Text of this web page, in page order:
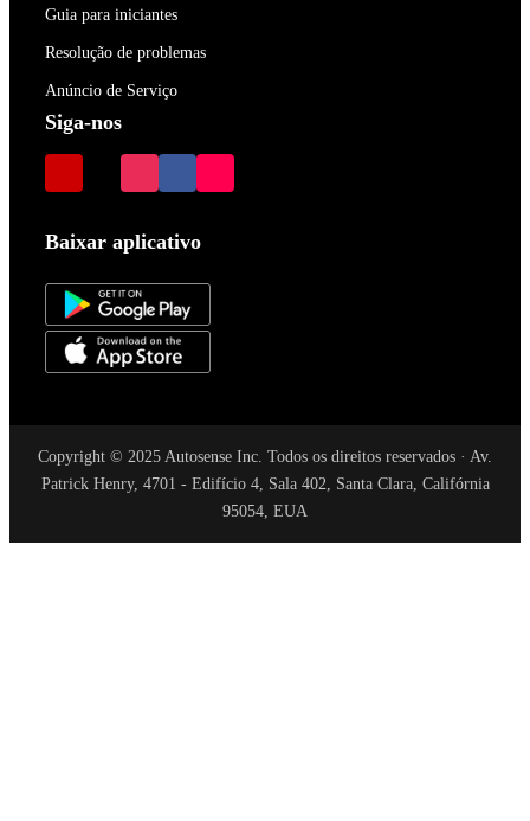
Guia para iniciantes
Resolução de problemas
Anúncio de Serviço
Siga-nos
Baixar aplicativo
Copyright © 2025 Autosense Inc. Todos os direitos reservados · Av.
Patrick Henry, 4701 - Edifício 4, Sala 402, Santa Clara, Califórnia
95054, EUA